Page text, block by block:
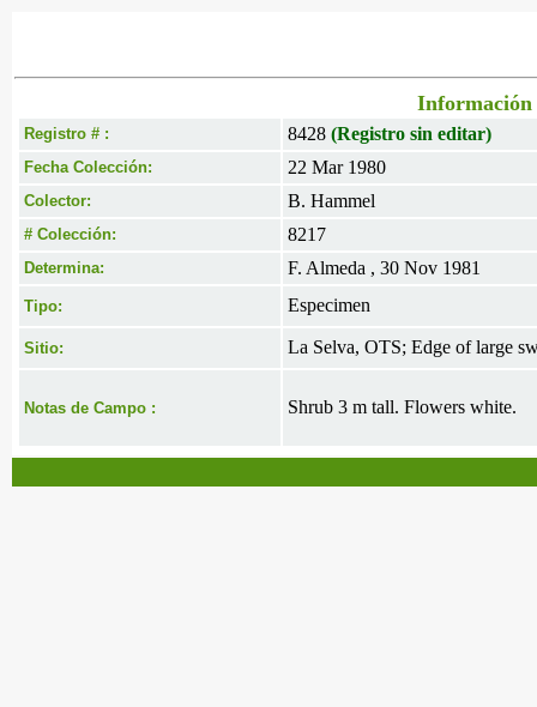
Información
Registro # : 8428 (Registro sin editar)
Fecha Colección: 22 Mar 1980
Colector: B. Hammel
# Colección: 8217
Determina: F. Almeda , 30 Nov 1981
Tipo: Especimen
Sitio: La Selva, OTS; Edge of large
Notas de Campo : Shrub 3 m tall. Flowers white.